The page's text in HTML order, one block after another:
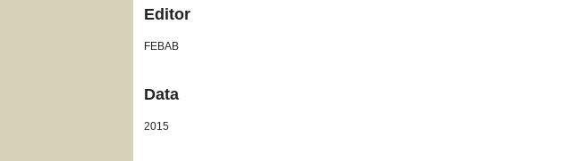
Editor
FEBAB
Data
2015